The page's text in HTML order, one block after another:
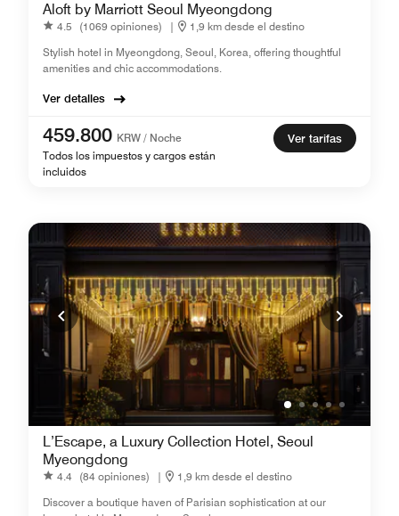
Aloft by Marriott Seoul Myeongdong
4.5 (1069 opiniones) |
1,9 km desde el destino
Stylish hotel in Myeongdong, Seoul, Korea, offering thoughtful
amenities and chic accommodations.
Ver detalles
459.800 KRW / Noche
Todos los impuestos y cargos están
incluidos
Ver tarifas
L’Escape, a Luxury Collection Hotel, Seoul
Myeongdong
4.4 (84 opiniones) |
1,9 km desde el destino
Discover a boutique haven of Parisian sophistication at our